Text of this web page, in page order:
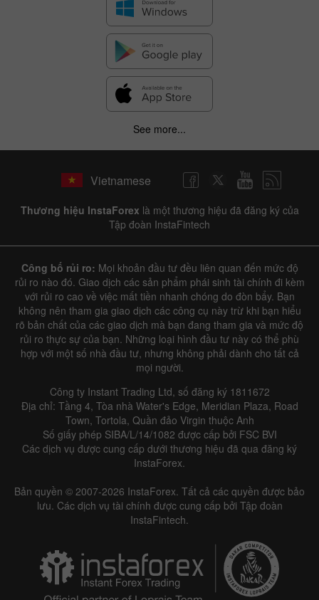
See more...
Vietnamese
Thương hiệu InstaForex là một thương hiệu đã đăng ký của
Tập đoàn InstaFintech
Công bố rủi ro: Mọi khoản đầu tư đều liên quan đến mức độ
rủi ro nào đó. Giao dịch các sản phẩm phái sinh tài chính đi kèm
với rủi ro cao về việc mất tiền nhanh chóng do đòn bẩy. Bạn
không nên tham gia giao dịch các công cụ này trừ khi bạn hiểu
rõ bản chất của các giao dịch mà bạn đang tham gia và mức độ
rủi ro thực sự của bạn. Những loại hình đầu tư này có thể phù
hợp với một số nhà đầu tư, nhưng không phải dành cho tất cả
mọi người.
Công ty Instant Trading Ltd, số đăng ký 1811672
Địa chỉ: Tầng 4, Tòa nhà Water's Edge, Meridian Plaza, Road
Town, Tortola, Quần đảo Virgin thuộc Anh
Số giấy phép SIBA/L/14/1082 được cấp bởi FSC BVI
Các dịch vụ được cung cấp dưới thương hiệu đã qua đăng ký
InstaForex.
Bản quyền © 2007-2026 InstaForex. Tất cả các quyền được bảo
lưu. Các dịch vụ tài chính được cung cấp bởi Tập đoàn
InstaFintech.